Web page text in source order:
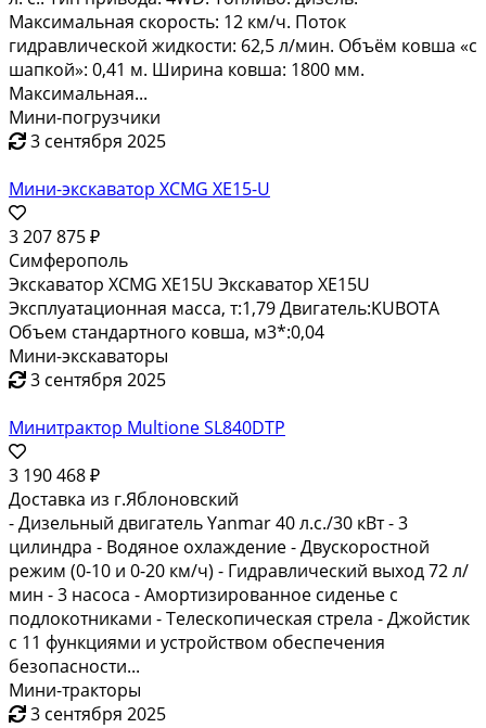
Максимальная скорость: 12 км/ч. Поток
гидравлической жидкости: 62,5 л/мин. Объём ковша «с
шапкой»: 0,41 м. Ширина ковша: 1800 мм.
Максимальная...
Мини-погрузчики
3 сентября 2025
Мини-экскаватор XCMG XE15-U
3 207 875 ₽
Симферополь
Экскаватор XCMG XE15U Экскаватор XE15U
Эксплуатационная масса, т:1,79 Двигатель:KUBOTA
Объем стандартного ковша, м3*:0,04
Мини-экскаваторы
3 сентября 2025
Минитрактор Multione SL840DTР
3 190 468 ₽
Доставка из г.Яблоновский
- Дизельный двигатель Yanmar 40 л.с./30 кВт - 3
цилиндра - Водяное охлаждение - Двускоростной
режим (0-10 и 0-20 км/ч) - Гидравлический выход 72 л/
мин - 3 насоса - Амортизированное сиденье с
подлокотниками - Телескопическая стрела - Джойстик
с 11 функциями и устройством обеспечения
безопасности...
Мини-тракторы
3 сентября 2025